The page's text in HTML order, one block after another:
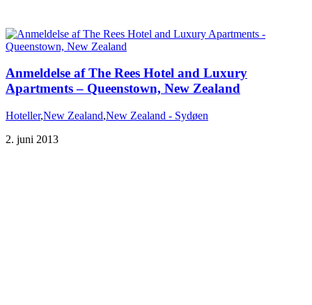
Anmeldelse af The Rees Hotel and Luxury
Apartments – Queenstown, New Zealand
Hoteller,New Zealand,New Zealand - Sydøen
2. juni 2013